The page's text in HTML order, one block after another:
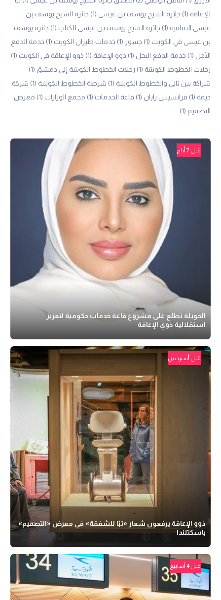
للإعاقة (1) جائزة الشيخ يوسف بن عيسى (1)
جائزة الشيخ يوسف بن
عيسى الثقافية (1) جائزة الشيخ يوسف بن عيسى للكتاب (1)
جائزة يوسف
بن عيسى في الكويت (1) جسور (1) خدمات طيران الكويت (1)
خدمة الدفع
الآجل (1) خدمة الدفع الىجل (1) ذوو الإعاقة (1) ذوو الإعاقة في الكويت (1)
رحلات الخطوط الكويتية (1) رحلات الخطوط الكويتية إلى دمشق (1)
شراكة بين تالي والخطوط الكويتية (1) شرطة الخطوط الكويتية (1)
شركة
ديمة (1) فرانسيس رايان (1) قاعة الخدمات (1) مجمع الوزارات (1)
معرض
التصميم (1)
قبل 7 أيام
الحويلة تطلع على مشروع قاعة خدمات حكومية لتعزيز
استقلالية ذوي الإعاقة
قبل أسبوعين
ذوو الإعاقة يرفعون شعار «تبًا للشفقة» في معرض «التصميم»
باسكتلندا
قبل 4 أسابيع